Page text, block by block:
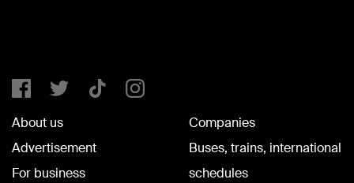
About us
Advertisement
For business
Companies
Buses, trains, international
schedules